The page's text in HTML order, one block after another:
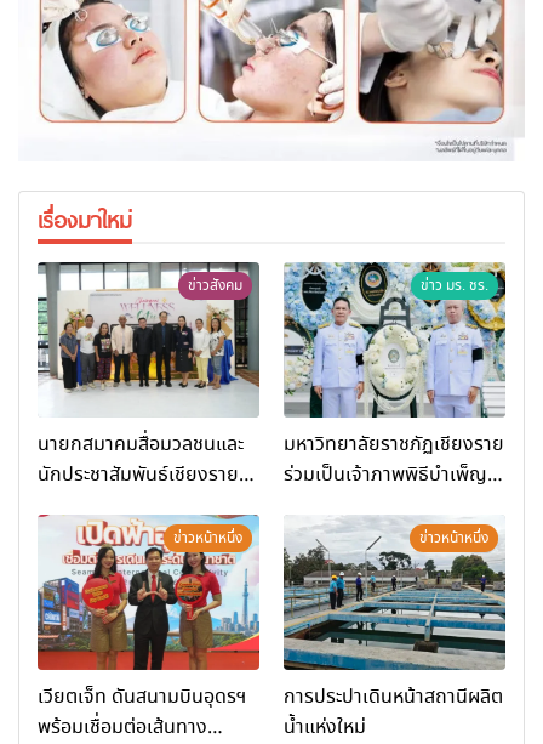
เรื่องมาใหม่
ข่าวสังคม
นายกสมาคมสื่อมวลชนและ
นักประชาสัมพันธ์เชียงราย
การท่องเที่ยวและกีฬาจังหวัด
เชียงราย จัดกิจกรรมอบรม
“การพัฒนาศักยภาพผู้
ประกอบการและเครือข่าย
ธุรกิจ Wellness สู่การ
เติบโตอย่างยั่งยืน (Chiang
Rai Wellness Business
ข่าว มร. ชร.
มหาวิทยาลัยราชภัฏเชียงราย
ร่วมเป็นเจ้าภาพพิธีบำเพ็ญ
มหากรุณาธิคุณ
ข่าวหน้าหนึ่ง
เวียตเจ็ท ดันสนามบินอุดรฯ
พร้อมเชื่อมต่อเส้นทาง
ข่าวหน้าหนึ่ง
การประปาเดินหน้าสถานีผลิต
น้ำแห่งใหม่